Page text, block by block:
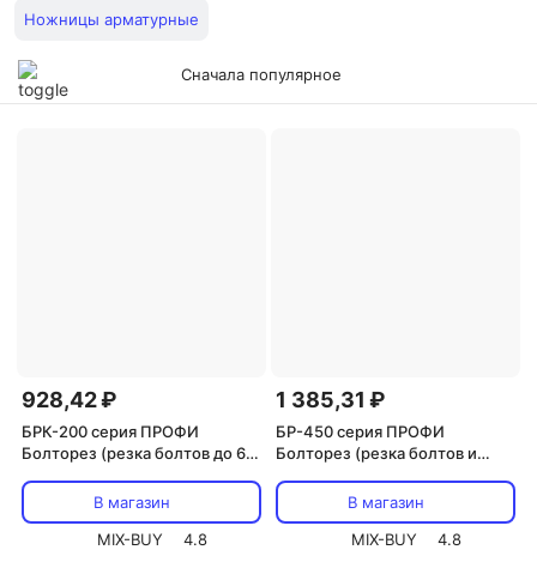
Ножницы арматурные
Сначала популярное
928,42 ₽
БРК-200 серия ПРОФИ
Болторез (резка болтов до 6
цена за 1 штВ магазин
MIX-BUY
4.8
1 385,31 ₽
БР-450 серия ПРОФИ
Болторез (резка болтов и
В магазин
MIX-BUY
4.8